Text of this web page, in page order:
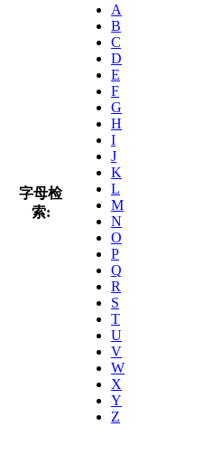
字母检
索:
A
B
C
D
E
F
G
H
I
J
K
L
M
N
O
P
Q
R
S
T
U
V
W
X
Y
Z